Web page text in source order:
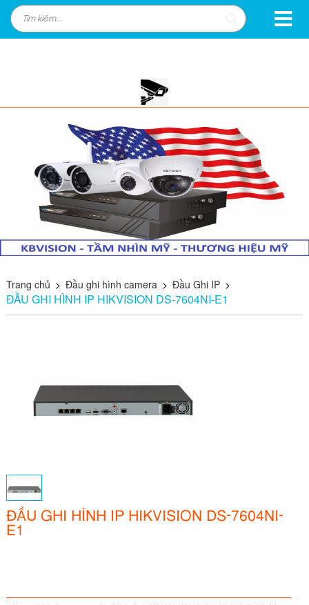
Trang chủ > Đầu ghi hình camera > Đầu Ghi IP >
ĐẦU GHI HÌNH IP HIKVISION DS-7604NI-E1
ĐẦU GHI HÌNH IP HIKVISION DS-7604NI-
E1